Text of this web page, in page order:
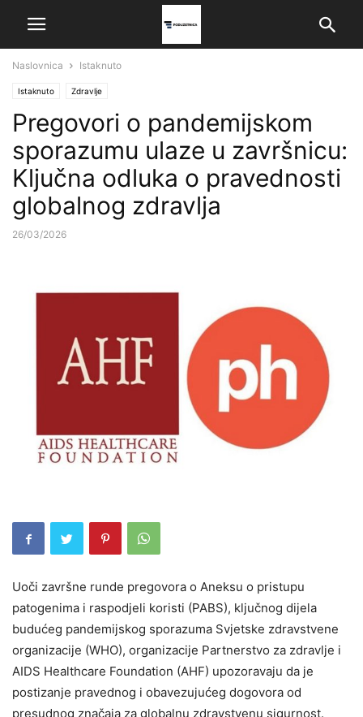
Naslovnica Istaknuto
Istaknuto Zdravlje
Pregovori o pandemijskom
sporazumu ulaze u završnicu:
Ključna odluka o pravednosti
globalnog zdravlja
26/03/2026
Uoči završne runde pregovora o Aneksu o pristupu
patogenima i raspodjeli koristi (PABS), ključnog dijela
budućeg pandemijskog sporazuma Svjetske zdravstvene
organizacije (WHO), organizacije Partnerstvo za zdravlje i
AIDS Healthcare Foundation (AHF) upozoravaju da je
postizanje pravednog i obavezujućeg dogovora od
presudnog značaja za globalnu zdravstvenu sigurnost.